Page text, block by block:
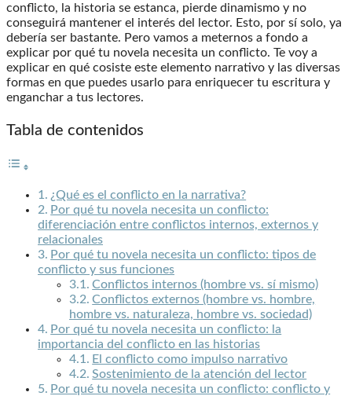
conflicto, la historia se estanca, pierde dinamismo y no
conseguirá mantener el interés del lector. Esto, por sí solo, ya
debería ser bastante. Pero vamos a meternos a fondo a
explicar por qué tu novela necesita un conflicto. Te voy a
explicar en qué cosiste este elemento narrativo y las diversas
formas en que puedes usarlo para enriquecer tu escritura y
enganchar a tus lectores.
Tabla de contenidos
¿Qué es el conflicto en la narrativa?
Por qué tu novela necesita un conflicto:
diferenciación entre conflictos internos, externos y
relacionales
Por qué tu novela necesita un conflicto: tipos de
conflicto y sus funciones
Conflictos internos (hombre vs. sí mismo)
Conflictos externos (hombre vs. hombre,
hombre vs. naturaleza, hombre vs. sociedad)
Por qué tu novela necesita un conflicto: la
importancia del conflicto en las historias
El conflicto como impulso narrativo
Sostenimiento de la atención del lector
Por qué tu novela necesita un conflicto: conflicto y